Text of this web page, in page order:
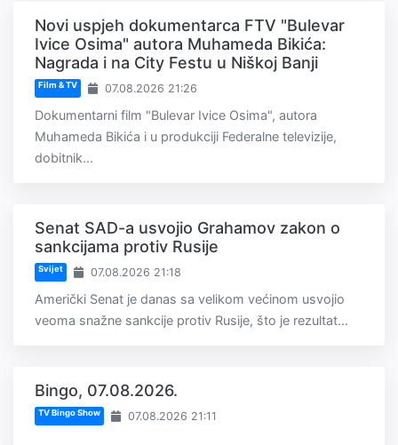
Novi uspjeh dokumentarca FTV "Bulevar
Ivice Osima" autora Muhameda Bikića:
Nagrada i na City Festu u Niškoj Banji
Film & TV 07.08.2026 21:26
Dokumentarni film "Bulevar Ivice Osima", autora
Muhameda Bikića i u produkciji Federalne televizije,
dobitnik...
Senat SAD-a usvojio Grahamov zakon o
sankcijama protiv Rusije
Svijet 07.08.2026 21:18
Američki Senat je danas sa velikom većinom usvojio
veoma snažne sankcije protiv Rusije, što je rezultat...
Bingo, 07.08.2026.
TV Bingo Show 07.08.2026 21:11